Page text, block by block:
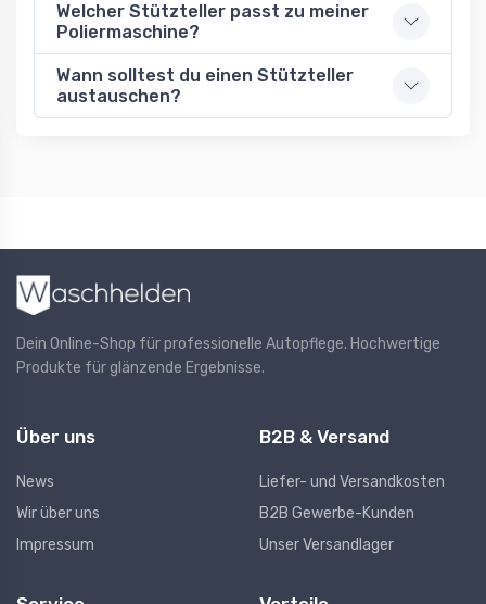
Welcher Stützteller passt zu meiner
Poliermaschine?
Wann solltest du einen Stützteller
austauschen?
Dein Online-Shop für professionelle Autopflege. Hochwertige
Produkte für glänzende Ergebnisse.
Über uns
News
Wir über uns
Impressum
B2B & Versand
Liefer- und Versandkosten
B2B Gewerbe-Kunden
Unser Versandlager